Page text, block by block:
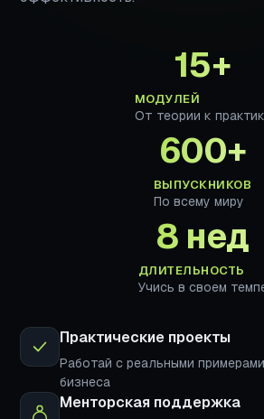
15+
МОДУЛЕЙ
От теории к
600+
ВЫПУСКНИКОВ
По всему миру
8 нед
ДЛИТЕЛЬНОСТЬ
Учись в своем
Практические проекты
Работай с реальными
бизнеса
Менторская поддержка